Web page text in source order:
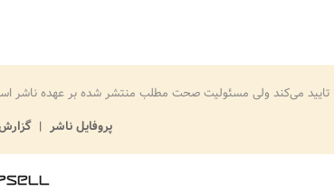
تایید می‌کند ولی مسئولیت صحت مطلب منتشر شده بر عهده ناشر
پروفایل ناشر